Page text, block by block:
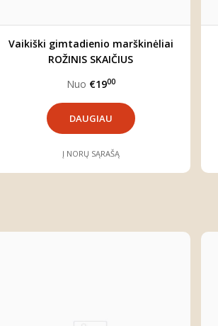
Vaikiški gimtadienio marškinėliai
ROŽINIS SKAIČIUS
Nuo €1900
DAUGIAU
Į NORŲ SĄRAŠĄ